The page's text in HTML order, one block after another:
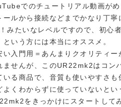
でのチュートリアル動画が
ールから接続などまでかなり丁
みたいなレベルですので、初心
いう方には本当にオススメ。
い入門用＝あんまりクオリティ
ませんが、このUR22mk2はコン
る商品で、音質も使いやすさも
よくわからずに使っていないと
をきっかけにスタートして